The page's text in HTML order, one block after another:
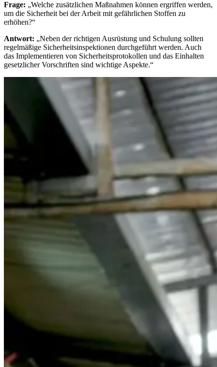
Frage: „Welche zusätzlichen Maßnahmen können ergriffen werden,
um die Sicherheit bei der Arbeit mit gefährlichen Stoffen zu
erhöhen?“
Antwort: „Neben der richtigen Ausrüstung und Schulung sollten
regelmäßige Sicherheitsinspektionen durchgeführt werden. Auch
das Implementieren von Sicherheitsprotokollen und das Einhalten
gesetzlicher Vorschriften sind wichtige Aspekte.“